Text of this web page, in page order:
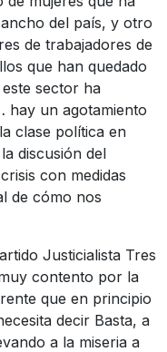
del país, y otro
de trabajadores de
que han quedado
sector ha
hay un agotamiento
clase política en
discusión del
con medidas
de cómo nos
Justicialista Tres
contento por la
que en principio
decir Basta, a
a la miseria a